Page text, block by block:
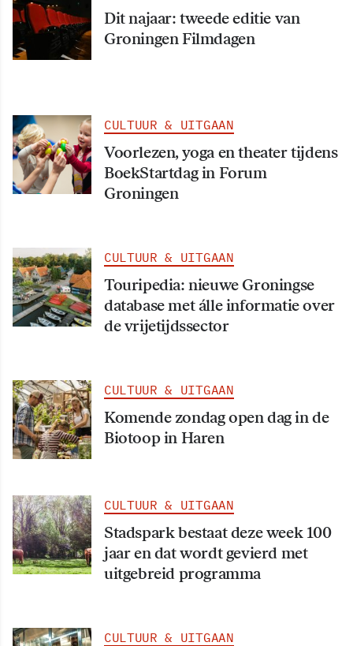
Dit najaar: tweede editie van
Groningen Filmdagen
CULTUUR & UITGAAN
Voorlezen, yoga en theater tijdens
BoekStartdag in Forum
Groningen
CULTUUR & UITGAAN
Touripedia: nieuwe Groningse
database met álle informatie over
de vrijetijdssector
CULTUUR & UITGAAN
Komende zondag open dag in de
Biotoop in Haren
CULTUUR & UITGAAN
Stadspark bestaat deze week 100
jaar en dat wordt gevierd met
uitgebreid programma
CULTUUR & UITGAAN